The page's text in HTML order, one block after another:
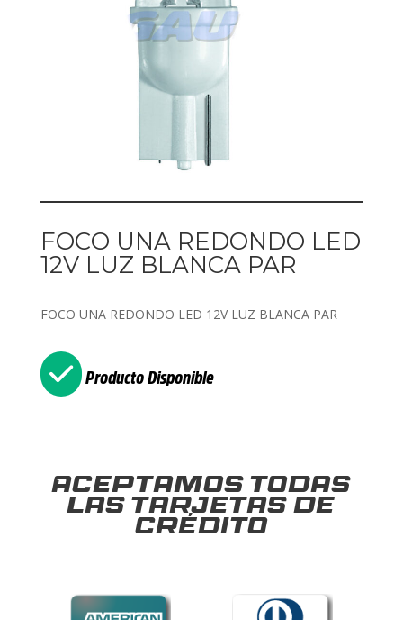
FOCO UNA REDONDO LED
12V LUZ BLANCA PAR
FOCO UNA REDONDO LED 12V LUZ BLANCA PAR
Producto Disponible
Aceptamos todas
las tarjetas de
crédito